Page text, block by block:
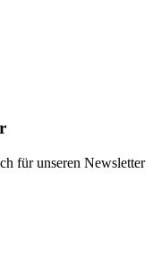
für unseren Newsletter